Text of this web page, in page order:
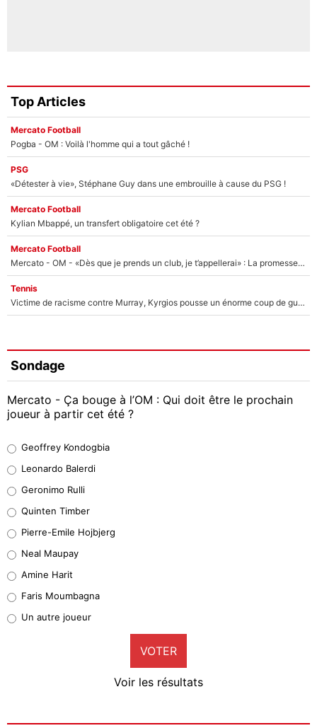
Top Articles
Mercato Football
Pogba - OM : Voilà l'homme qui a tout gâché !
PSG
«Détester à vie», Stéphane Guy dans une embrouille à cause du PSG !
Mercato Football
Kylian Mbappé, un transfert obligatoire cet été ?
Mercato Football
Mercato - OM - «Dès que je prends un club, je t’appellerai» : La promesse de Marcelino au moment de claquer la porte
Tennis
Victime de racisme contre Murray, Kyrgios pousse un énorme coup de gueule !
Sondage
Mercato - Ça bouge à l’OM : Qui doit être le prochain
joueur à partir cet été ?
38%
32%
5%
1%
9%
Geoffrey Kondogbia
Leonardo Balerdi
Geronimo Rulli
Quinten Timber
Pierre-Emile Hojbjerg
Neal Maupay
Amine Harit
Faris Moumbagna
Un autre joueur
VOTER
Voir les résultats